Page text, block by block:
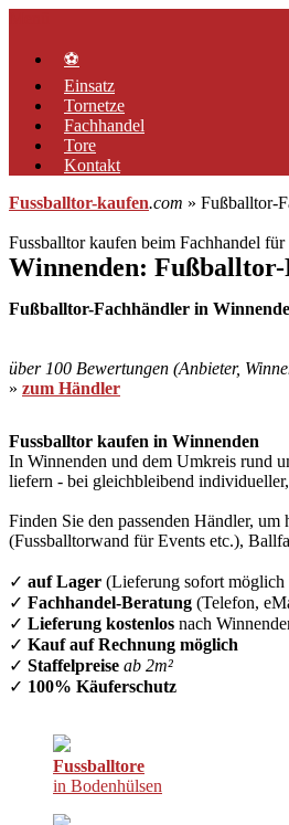
springen⚽
Einsatz
Tornetze
Fachhandel
Tore
Kontakt
Fussballtor-kaufen.com » Fußballtor-
Fussballtor kaufen beim Fachhandel
Winnenden: Fußballtor-
Fußballtor-Fachhändler in
über 100 Bewertungen (Anbieter,
» zum Händler
Fussballtor kaufen in Winnenden
In Winnenden und dem Umkreis rund
liefern - bei gleichbleibend
Finden Sie den passenden Händler,
(Fussballtorwand für Events etc.),
✓ auf Lager (Lieferung sofort möglich
✓ Fachhandel-Beratung (Telefon,
✓ Lieferung kostenlos nach
✓ Kauf auf Rechnung möglich
✓ Staffelpreise ab 2m²
✓ 100% Käuferschutz
Fussballtore
in Bodenhülsen